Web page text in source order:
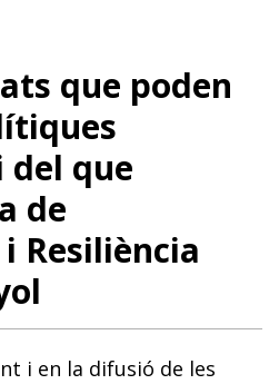
que poden
del que
de
Resiliència
i en la difusió de les